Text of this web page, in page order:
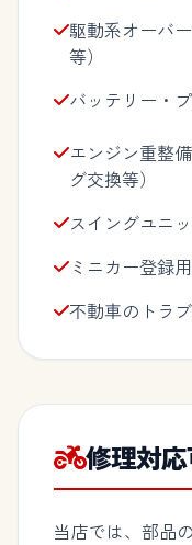
駆動系オーバ
等）
バッテリー・
エンジン重整
グ交換等）
スイングユニ
ミニカー登録
不動車のトラ
修理対
当店では、部品